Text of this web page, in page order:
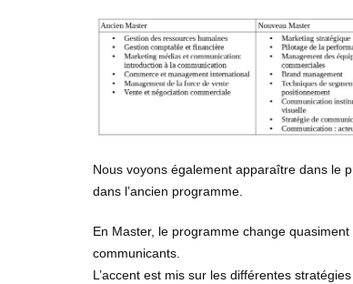
Nous voyons également apparaître dans le
dans l’ancien programme.
En Master, le programme change
communicants.
L’accent est mis sur les différentes